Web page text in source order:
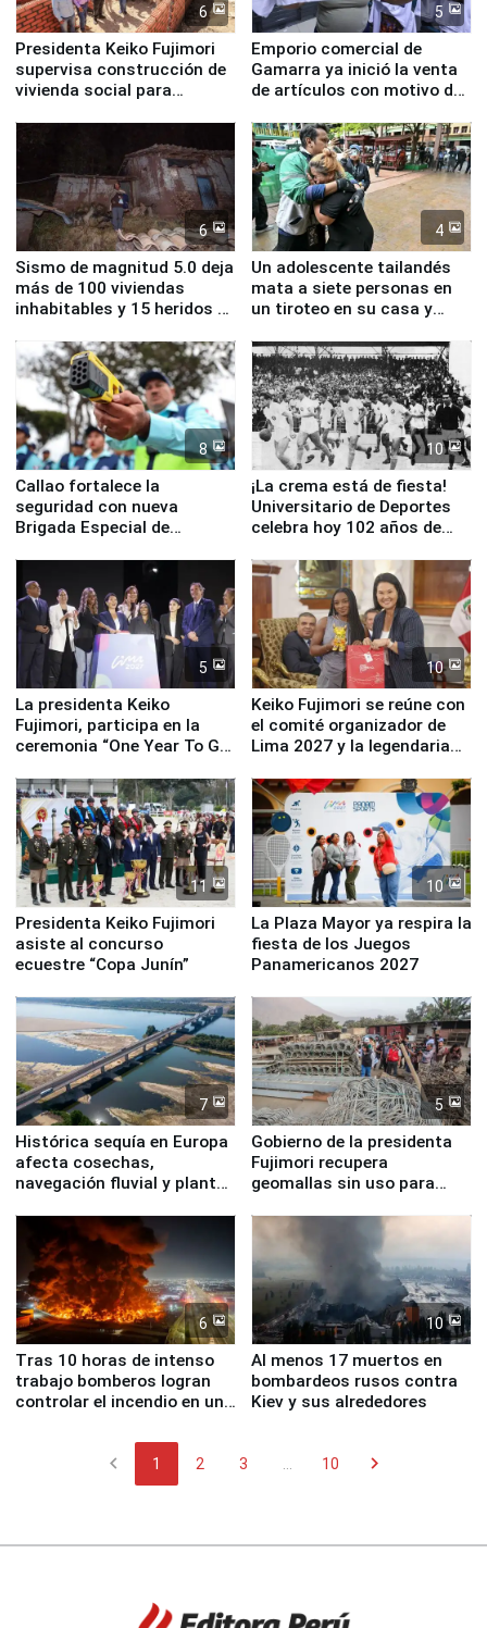
6
Presidenta Keiko Fujimori
supervisa construcción de
vivienda social para
5
Emporio comercial de
Gamarra ya inició la venta
de artículos con motivo de
6
Sismo de magnitud 5.0 deja
más de 100 viviendas
inhabitables y 15 heridos en
4
Un adolescente tailandés
mata a siete personas en
un tiroteo en su casa y
8
Callao fortalece la
seguridad con nueva
Brigada Especial de
equipamiento para
Serenazgo
10
¡La crema está de fiesta!
Universitario de Deportes
celebra hoy 102 años de
5
La presidenta Keiko
Fujimori, participa en la
ceremonia “One Year To Go
10
Keiko Fujimori se reúne con
el comité organizador de
Lima 2027 y la legendaria
11
Presidenta Keiko Fujimori
asiste al concurso
ecuestre “Copa Junín”
10
La Plaza Mayor ya respira la
fiesta de los Juegos
Panamericanos 2027
7
Histórica sequía en Europa
afecta cosechas,
navegación fluvial y plantas
5
Gobierno de la presidenta
Fujimori recupera
geomallas sin uso para
Fenómeno El Niño
6
Tras 10 horas de intenso
trabajo bomberos logran
controlar el incendio en una
10
Al menos 17 muertos en
bombardeos rusos contra
Kiev y sus alrededores
chevron_left 1 2 3 10 chevron_right